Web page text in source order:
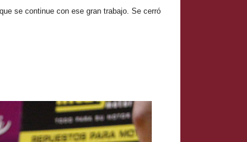
se continue con ese gran trabajo. Se cerró